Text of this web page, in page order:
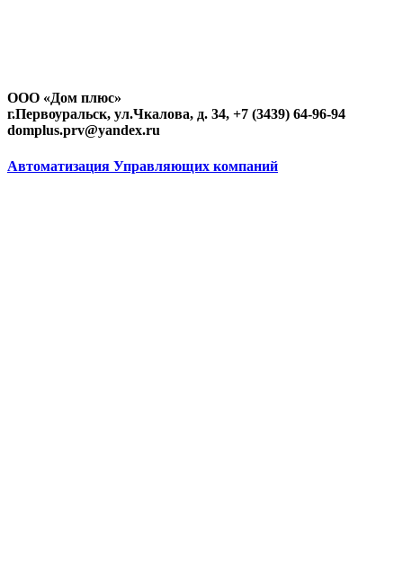
ООО «Дом плюс»
г.Первоуральск, ул.Чкалова, д. 34, +7 (3439) 64-96-94
domplus.prv@yandex.ru
Автоматизация Управляющих компаний